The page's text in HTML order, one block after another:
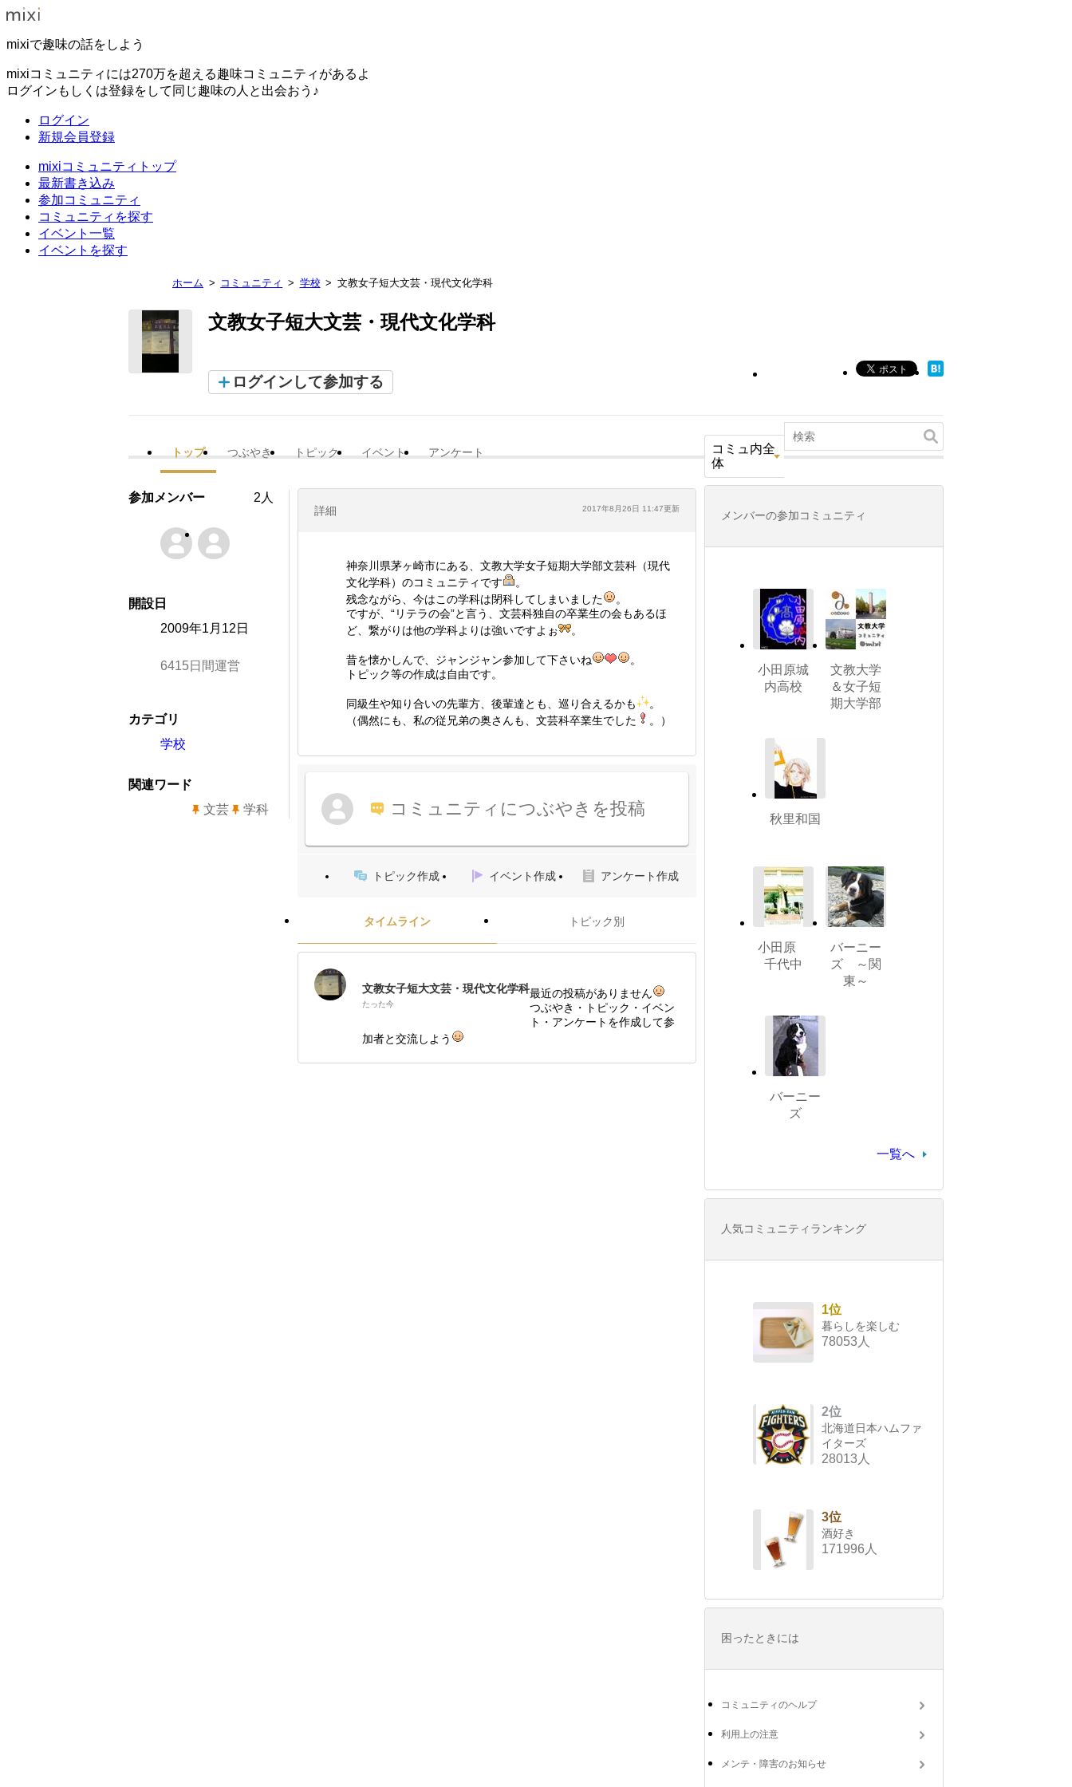
mixiで趣味の話をしよう
mixiコミュニティには270万を超える趣味コミュニティがあるよ
ログインもしくは登録をして同じ趣味の人と出会おう♪
ログイン
新規会員登録
mixiコミュニティトップ
最新書き込み
参加コミュニティ
コミュニティを探す
イベント一覧
イベントを探す
ホーム コミュニティ 学校 文教女子短大文芸・現代文化学科
文教女子短大文芸・現代文化学科
ログインして参加する
トップ つぶやき トピック イベント アンケート
コミュ内全
体
詳細 2017年8月26日 11:47更新
神奈川県茅ヶ崎市にある、文教大学女子短期大学部文芸科（現代
文化学科）のコミュニティです
。
残念ながら、今はこの学科は閉科してしまいました
。
ですが、“リテラの会”と言う、文芸科独自の卒業生の会もあるほ
ど、繋がりは他の学科よりは強いですよぉ
。
昔を懐かしんで、ジャンジャン参加して下さいね
。
トピック等の作成は自由です。
同級生や知り合いの先輩方、後輩達とも、巡り合えるかも
。
（偶然にも、私の従兄弟の奥さんも、文芸科卒業生でした
。）
コミュニティにつぶやきを投稿
トピック作成 イベント作成 アンケート作成
タイムライン トピック別
文教女子短大文芸・現代文化学科
たった今
最近の投稿がありません
つぶやき・トピック・イベン
ト・アンケートを作成して参
加者と交流しよう
参加メンバー 2人
開設日
2009年1月12日
6415日間運営
カテゴリ
学校
関連ワード
文芸
学科
メンバーの参加コミュニティ
小田原城
内高校
文教大学
＆女子短
期大学部
秋里和国
小田原
千代中
バーニー
ズ ～関
東～
バーニー
ズ
一覧へ
人気コミュニティランキング
1位
暮らしを楽しむ
78053人
2位
北海道日本ハムファ
イターズ
28013人
3位
酒好き
171996人
困ったときには
コミュニティのヘルプ
利用上の注意
メンテ・障害のお知らせ